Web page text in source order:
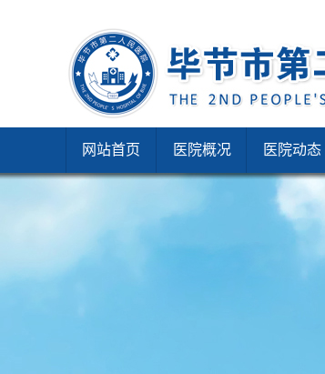
网站首页 医院概况 医院动态